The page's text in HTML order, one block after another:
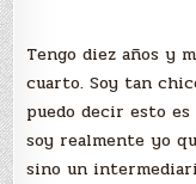
Tengo diez años y
cuarto. Soy tan
puedo decir esto
soy realmente yo
sino un